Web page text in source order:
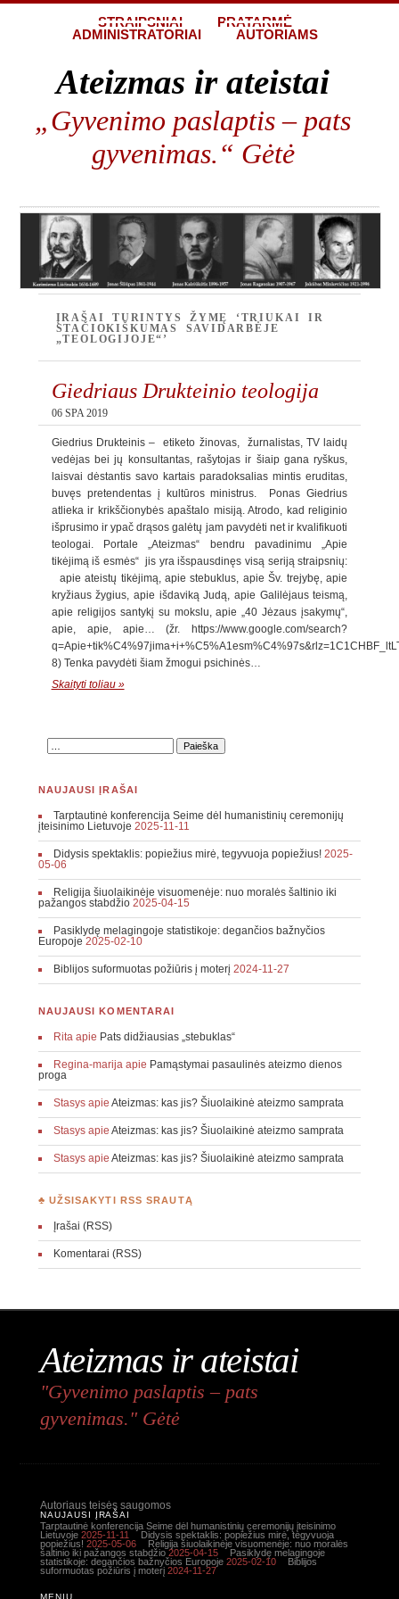
STRAIPSNIAI
PRATARMĖ
ADMINISTRATORIAI
AUTORIAMS
Ateizmas ir ateistai
„Gyvenimo paslaptis – pats
gyvenimas.“ Gėtė
ĮRAŠAI TURINTYS ŽYMĘ ‘TRIUKAI IR
STAČIOKIŠKUMAS SAVIDARBĖJE
„TEOLOGIJOJE“’
Giedriaus Drukteinio teologija
06 SPA 2019
Giedrius Drukteinis – etiketo žinovas, žurnalistas, TV laidų
vedėjas bei jų konsultantas, rašytojas ir šiaip gana ryškus,
laisvai dėstantis savo kartais paradoksalias mintis eruditas,
buvęs pretendentas į kultūros ministrus. Ponas Giedrius
atlieka ir krikščionybės apaštalo misiją. Atrodo, kad religinio
išprusimo ir ypač drąsos galėtų jam pavydėti net ir kvalifikuoti
teologai. Portale „Ateizmas“ bendru pavadinimu „Apie
tikėjimą iš esmės“ jis yra išspausdinęs visą seriją straipsnių:
apie ateistų tikėjimą, apie stebuklus, apie Šv. trejybę, apie
kryžiaus žygius, apie išdaviką Judą, apie Galilėjaus teismą,
apie religijos santykį su mokslu, apie „40 Jėzaus įsakymų“,
apie, apie, apie… (žr. https://www.google.com/search?
8) Tenka pavydėti šiam žmogui psichinės…
Skaityti toliau »
NAUJAUSI ĮRAŠAI
Tarptautinė konferencija Seime dėl humanistinių ceremonijų
įteisinimo Lietuvoje 2025-11-11
Didysis spektaklis: popiežius mirė, tegyvuoja popiežius! 2025-
05-06
Religija šiuolaikinėje visuomenėje: nuo moralės šaltinio iki
pažangos stabdžio 2025-04-15
Pasiklydę melagingoje statistikoje: degančios bažnyčios
Europoje 2025-02-10
Biblijos suformuotas požiūris į moterį 2024-11-27
NAUJAUSI KOMENTARAI
Ritaapie Pats didžiausias „stebuklas“
Regina-marijaapie Pamąstymai pasaulinės ateizmo dienos
proga
Stasysapie Ateizmas: kas jis? Šiuolaikinė ateizmo samprata
Stasysapie Ateizmas: kas jis? Šiuolaikinė ateizmo samprata
Stasysapie Ateizmas: kas jis? Šiuolaikinė ateizmo samprata
♣ UŽSISAKYTI RSS SRAUTĄ
Įrašai (RSS)
Komentarai (RSS)
Ateizmas ir ateistai
"Gyvenimo paslaptis – pats
gyvenimas." Gėtė
Autoriaus teisės saugomos
NAUJAUSI ĮRAŠAI
Tarptautinė konferencija Seime dėl humanistinių ceremonijų įteisinimo
Lietuvoje 2025-11-11
Didysis spektaklis: popiežius mirė, tegyvuoja
popiežius! 2025-05-06
Religija šiuolaikinėje visuomenėje: nuo moralės
šaltinio iki pažangos stabdžio 2025-04-15
Pasiklydę melagingoje
statistikoje: degančios bažnyčios Europoje 2025-02-10
Biblijos
suformuotas požiūris į moterį 2024-11-27
MENIU